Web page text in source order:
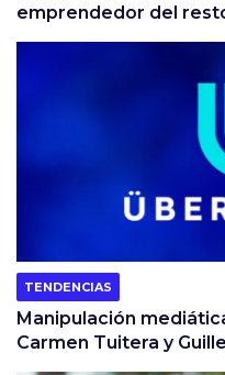
emprendedor del
TENDENCIAS
Manipulación
Carmen Tuitera y